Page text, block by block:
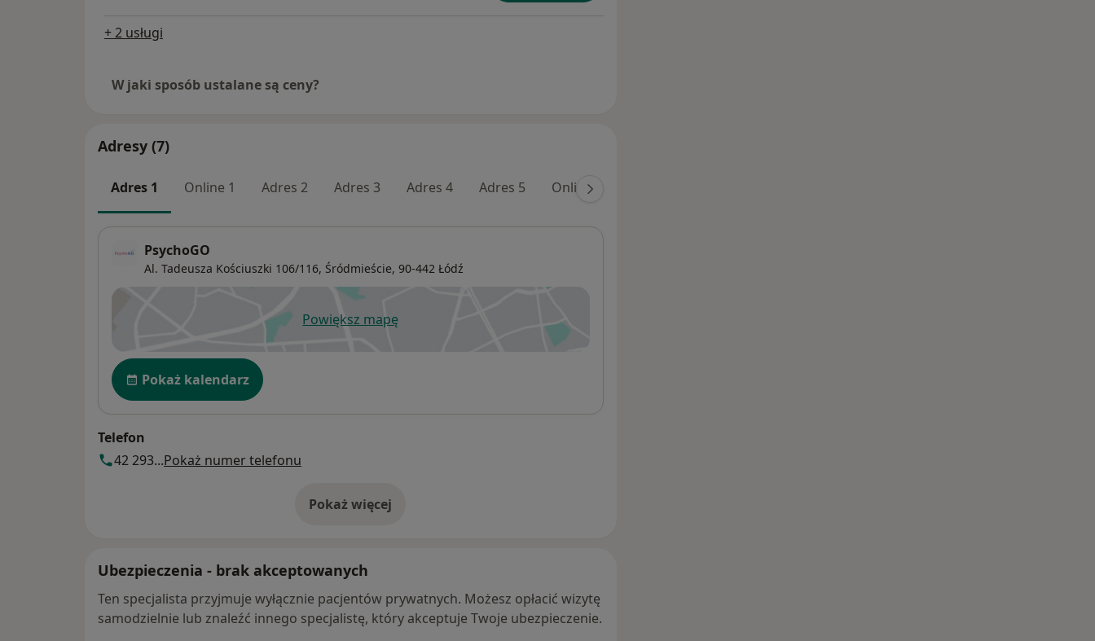
+ 2 usługi
W jaki sposób ustalane są ceny?
Adresy (7)
Adres 1 Online 1 Adres 2 Adres 3 Adres 4 Adres 5 Online 2
PsychoGO
Al. Tadeusza Kościuszki 106/116, Śródmieście, 90-442 Łódź
Powiększ mapęotwiera się w nowej karcie
Dostępność
Pokaż kalendarz
Telefon
42 293...Pokaż numer telefonu
Pokaż więcej
o adresie
Ubezpieczenia - brak akceptowanych
Ten specjalista przyjmuje wyłącznie pacjentów prywatnych. Możesz opłacić wizytę
samodzielnie lub znaleźć innego specjalistę, który akceptuje Twoje ubezpieczenie.